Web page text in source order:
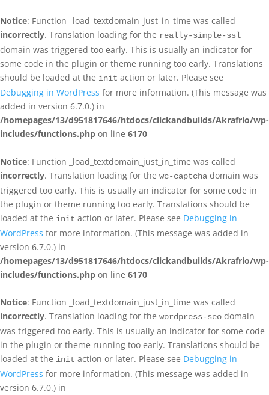
Notice: Function _load_textdomain_just_in_time was called
incorrectly. Translation loading for the really-simple-ssl
domain was triggered too early. This is usually an indicator for
some code in the plugin or theme running too early. Translations
should be loaded at the init action or later. Please see
Debugging in WordPress for more information. (This message was
added in version 6.7.0.) in
/homepages/13/d951817646/htdocs/clickandbuilds/Akrafrio/wp-
includes/functions.php on line 6170
Notice: Function _load_textdomain_just_in_time was called
incorrectly. Translation loading for the wc-captcha domain was
triggered too early. This is usually an indicator for some code in
the plugin or theme running too early. Translations should be
loaded at the init action or later. Please see Debugging in
WordPress for more information. (This message was added in
version 6.7.0.) in
/homepages/13/d951817646/htdocs/clickandbuilds/Akrafrio/wp-
includes/functions.php on line 6170
Notice: Function _load_textdomain_just_in_time was called
incorrectly. Translation loading for the wordpress-seo domain
was triggered too early. This is usually an indicator for some code
in the plugin or theme running too early. Translations should be
loaded at the init action or later. Please see Debugging in
WordPress for more information. (This message was added in
version 6.7.0.) in